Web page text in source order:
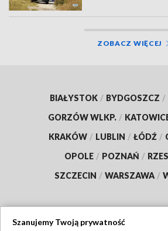
ZOBACZ WIĘCEJ
BIAŁYSTOK / BYDGOSZCZ /
GORZÓW WLKP. /
KRAKÓW / LUBLIN / ŁÓDŹ /
OPOLE / POZNAŃ /
SZCZECIN / WARSZAWA /
Szanujemy Twoją prywatność